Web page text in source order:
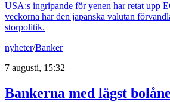
USA:s ingripande för yenen har retat upp
veckorna har den japanska valutan
storpolitik.
nyheter/Banker
7 augusti, 15:32
Bankerna med lägst